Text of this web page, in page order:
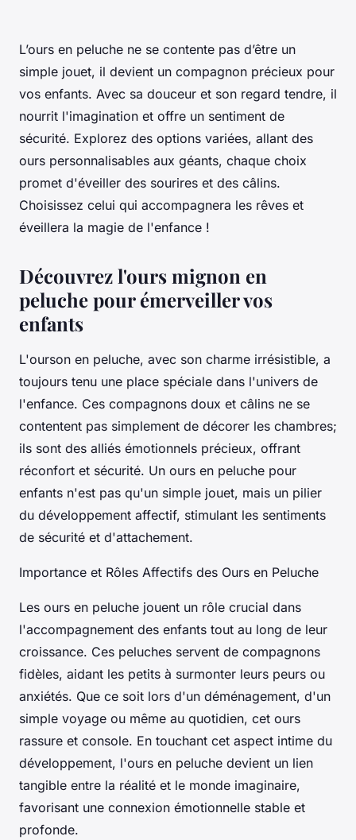
L’ours en peluche ne se contente pas d’être un
simple jouet, il devient un compagnon précieux pour
vos enfants. Avec sa douceur et son regard tendre, il
nourrit l'imagination et offre un sentiment de
sécurité. Explorez des options variées, allant des
ours personnalisables aux géants, chaque choix
promet d'éveiller des sourires et des câlins.
Choisissez celui qui accompagnera les rêves et
éveillera la magie de l'enfance !
Découvrez l'ours mignon en
peluche pour émerveiller vos
enfants
L'ourson en peluche, avec son charme irrésistible, a
toujours tenu une place spéciale dans l'univers de
l'enfance. Ces compagnons doux et câlins ne se
contentent pas simplement de décorer les chambres;
ils sont des alliés émotionnels précieux, offrant
réconfort et sécurité. Un ours en peluche pour
enfants n'est pas qu'un simple jouet, mais un pilier
du développement affectif, stimulant les sentiments
de sécurité et d'attachement.
Importance et Rôles Affectifs des Ours en Peluche
Les ours en peluche jouent un rôle crucial dans
l'accompagnement des enfants tout au long de leur
croissance. Ces peluches servent de compagnons
fidèles, aidant les petits à surmonter leurs peurs ou
anxiétés. Que ce soit lors d'un déménagement, d'un
simple voyage ou même au quotidien, cet ours
rassure et console. En touchant cet aspect intime du
développement, l'ours en peluche devient un lien
tangible entre la réalité et le monde imaginaire,
favorisant une connexion émotionnelle stable et
profonde.